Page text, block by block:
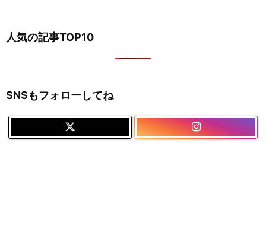
人気の記事TOP10
SNSもフォローしてね